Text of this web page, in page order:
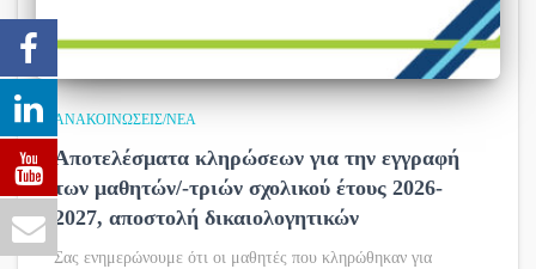
ΑΝΑΚΟΙΝΏΣΕΙΣ/ΝΈΑ
Αποτελέσματα κληρώσεων για την εγγραφή
των μαθητών/-τριών σχολικού έτους 2026-
2027, αποστολή δικαιολογητικών
Σας ενημερώνουμε ότι οι μαθητές που κληρώθηκαν για